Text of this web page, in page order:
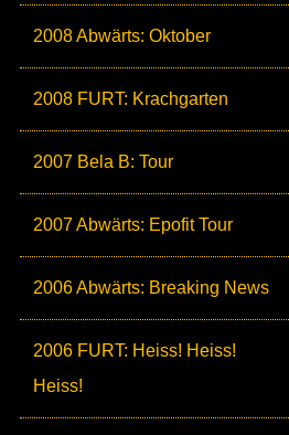
2008 Abwärts: Oktober
2008 FURT: Krachgarten
2007 Bela B: Tour
2007 Abwärts: Epofit Tour
2006 Abwärts: Breaking News
2006 FURT: Heiss! Heiss!
Heiss!